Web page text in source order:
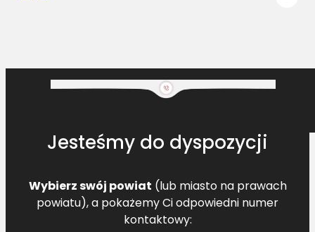
Jesteśmy do dyspozycji
Wybierz swój powiat (lub miasto na prawach
powiatu), a pokażemy Ci odpowiedni numer
kontaktowy: